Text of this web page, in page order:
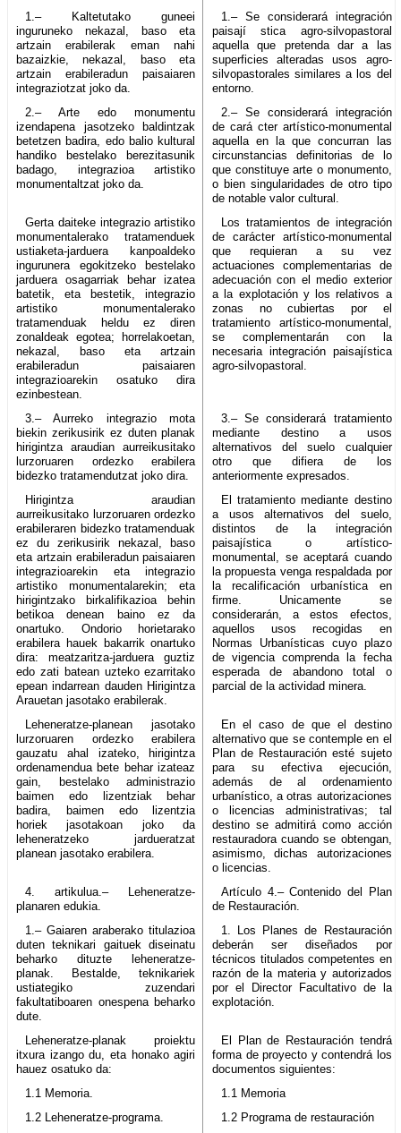
1.– Kaltetutako guneei
inguruneko nekazal, baso eta
artzain erabilerak eman nahi
bazaizkie, nekazal, baso eta
artzain erabileradun paisaiaren
integraziotzat joko da.
1.– Se considerará integración
paisají stica agro-silvopastoral
aquella que pretenda dar a las
superficies alteradas usos agro-
silvopastorales similares a los del
entorno.
2.– Arte edo monumentu
izendapena jasotzeko baldintzak
betetzen badira, edo balio kultural
handiko bestelako berezitasunik
badago, integrazioa artistiko
monumentaltzat joko da.
2.– Se considerará integración
de cará cter artístico-monumental
aquella en la que concurran las
circunstancias definitorias de lo
que constituye arte o monumento,
o bien singularidades de otro tipo
de notable valor cultural.
Gerta daiteke integrazio artistiko
monumentalerako tratamenduek
ustiaketa-jarduera kanpoaldeko
ingurunera egokitzeko bestelako
jarduera osagarriak behar izatea
batetik, eta bestetik, integrazio
artistiko monumentalerako
tratamenduak heldu ez diren
zonaldeak egotea; horrelakoetan,
nekazal, baso eta artzain
erabileradun paisaiaren
integrazioarekin osatuko dira
ezinbestean.
Los tratamientos de integración
de carácter artístico-monumental
que requieran a su vez
actuaciones complementarias de
adecuación con el medio exterior
a la explotación y los relativos a
zonas no cubiertas por el
tratamiento artístico-monumental,
se complementarán con la
necesaria integración paisajística
agro-silvopastoral.
3.– Aurreko integrazio mota
biekin zerikusirik ez duten planak
hirigintza araudian aurreikusitako
lurzoruaren ordezko erabilera
bidezko tratamendutzat joko dira.
3.– Se considerará tratamiento
mediante destino a usos
alternativos del suelo cualquier
otro que difiera de los
anteriormente expresados.
Hirigintza araudian
aurreikusitako lurzoruaren ordezko
erabileraren bidezko tratamenduak
ez du zerikusirik nekazal, baso
eta artzain erabileradun paisaiaren
integrazioarekin eta integrazio
artistiko monumentalarekin; eta
hirigintzako birkalifikazioa behin
betikoa denean baino ez da
onartuko. Ondorio horietarako
erabilera hauek bakarrik onartuko
dira: meatzaritza-jarduera guztiz
edo zati batean uzteko ezarritako
epean indarrean dauden Hirigintza
Arauetan jasotako erabilerak.
El tratamiento mediante destino
a usos alternativos del suelo,
distintos de la integración
paisajística o artístico-
monumental, se aceptará cuando
la propuesta venga respaldada por
la recalificación urbanística en
firme. Unicamente se
considerarán, a estos efectos,
aquellos usos recogidas en
Normas Urbanísticas cuyo plazo
de vigencia comprenda la fecha
esperada de abandono total o
parcial de la actividad minera.
Leheneratze-planean jasotako
lurzoruaren ordezko erabilera
gauzatu ahal izateko, hirigintza
ordenamendua bete behar izateaz
gain, bestelako administrazio
baimen edo lizentziak behar
badira, baimen edo lizentzia
horiek jasotakoan joko da
leheneratzeko jardueratzat
planean jasotako erabilera.
En el caso de que el destino
alternativo que se contemple en el
Plan de Restauración esté sujeto
para su efectiva ejecución,
además de al ordenamiento
urbanístico, a otras autorizaciones
o licencias administrativas; tal
destino se admitirá como acción
restauradora cuando se obtengan,
asimismo, dichas autorizaciones
o licencias.
4. artikulua.– Leheneratze-
planaren edukia.
Artículo 4.– Contenido del Plan
de Restauración.
1.– Gaiaren araberako titulazioa
duten teknikari gaituek diseinatu
beharko dituzte leheneratze-
planak. Bestalde, teknikariek
ustiategiko zuzendari
fakultatiboaren onespena beharko
dute.
1. Los Planes de Restauración
deberán ser diseñados por
técnicos titulados competentes en
razón de la materia y autorizados
por el Director Facultativo de la
explotación.
Leheneratze-planak proiektu
itxura izango du, eta honako agiri
hauez osatuko da:
El Plan de Restauración tendrá
forma de proyecto y contendrá los
documentos siguientes:
1.1 Memoria.
1.1 Memoria
1.2 Leheneratze-programa.
1.2 Programa de restauración